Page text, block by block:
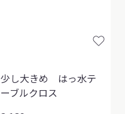
少し大きめ はっ水テ
ーブルクロス